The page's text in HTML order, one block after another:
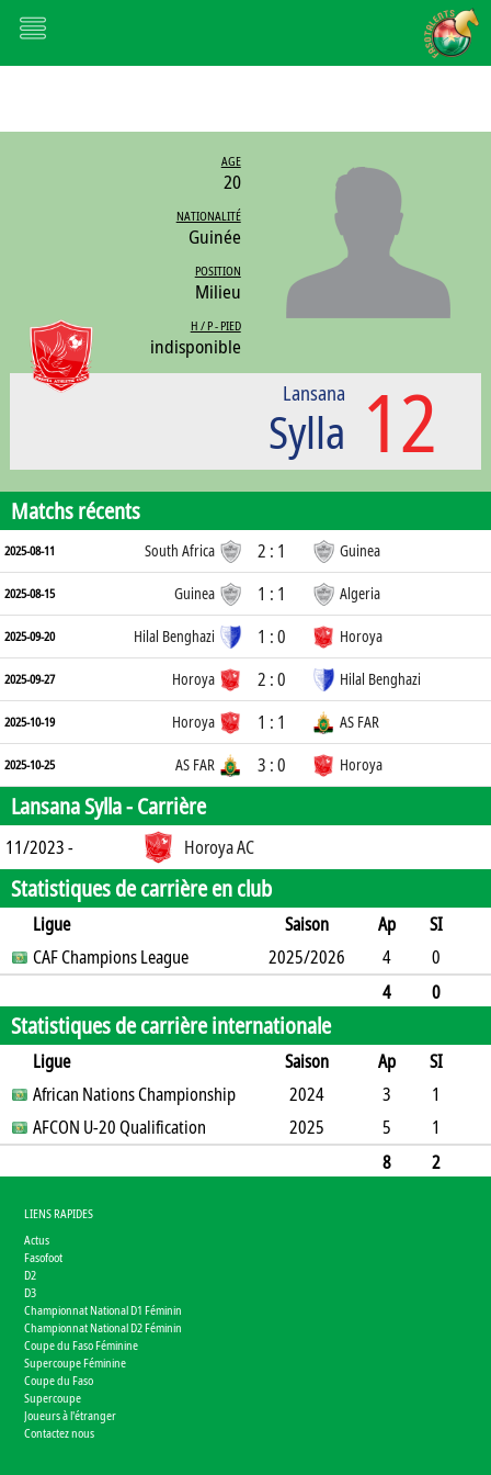
AGE
20
NATIONALITÉ
Guinée
POSITION
Milieu
H / P - PIED
indisponible
12
Lansana
Sylla
Matchs récents
2025-08-11 South Africa 2 : 1 Guinea
2025-08-15 Guinea 1 : 1 Algeria
2025-09-20 Hilal Benghazi 1 : 0 Horoya
2025-09-27 Horoya 2 : 0 Hilal Benghazi
2025-10-19 Horoya 1 : 1 AS FAR
2025-10-25 AS FAR 3 : 0 Horoya
Lansana Sylla -Carrière
11/2023 - Horoya AC
Statistiques de carrière en club
Ligue Saison Ap
SI
SO
B B A 2J CR Min
CAF Champions League 2025/2026 4
0
3604
0
0
0 1 0 0 0 0
Statistiques de carrière internationale
Ligue Saison Ap
SI
SO
B B A CJ CR Min
African Nations Championship 2024 3
1
1
2 0 0 0 187
AFCON U-20 Qualification 2025 5
1
3648
2
LIENS RAPIDES
Actus
Fasofoot
D2
D3
Championnat National D1 Féminin
Championnat National D2 Féminin
Coupe du Faso Féminine
Supercoupe Féminine
Coupe du Faso
Supercoupe
Joueurs à l'étranger
Contactez nous